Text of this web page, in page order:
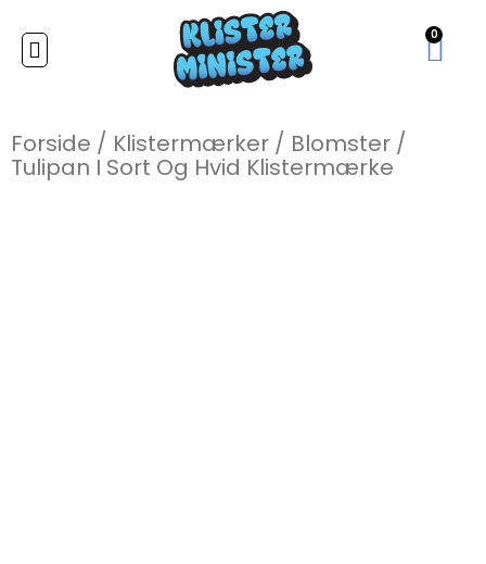
0
Forside / Klistermærker / Blomster /
Tulipan I Sort Og Hvid Klistermærke